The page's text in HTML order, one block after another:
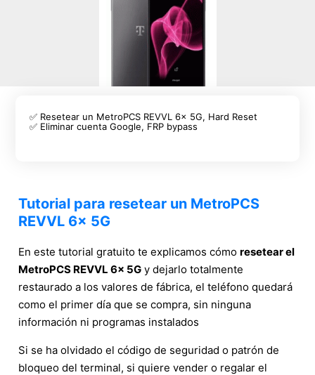
✅ Resetear un MetroPCS REVVL 6x 5G, Hard Reset
✅ Eliminar cuenta Google, FRP bypass
Tutorial para resetear un MetroPCS
REVVL 6x 5G
En este tutorial gratuito te explicamos cómo resetear el
MetroPCS REVVL 6x 5G y dejarlo totalmente
restaurado a los valores de fábrica, el teléfono quedará
como el primer día que se compra, sin ninguna
información ni programas instalados
Si se ha olvidado el código de seguridad o patrón de
bloqueo del terminal, si quiere vender o regalar el